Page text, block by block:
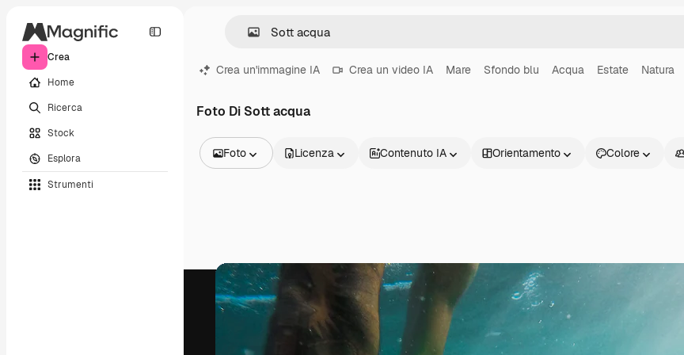
Crea
Home
Ricerca
Stock
Esplora
Strumenti
Crea un'immagine IA Crea un video IA Mare Sfondo blu Acqua Estate Natura
Foto Di Sott acqua
Foto
Video
Clip video
Motion graphic
Modelli di video
Licenza Contenuto IA Orientamento Colore
Prodotti